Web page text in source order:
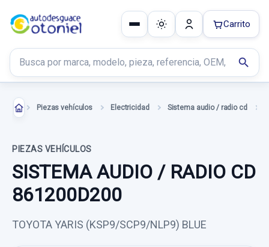
Buscar productos
search
Carrito
Piezas vehículos Electricidad Sistema audio / radio cd
PIEZAS VEHÍCULOS
SISTEMA AUDIO / RADIO CD
861200D200
TOYOTA YARIS (KSP9/SCP9/NLP9) BLUE